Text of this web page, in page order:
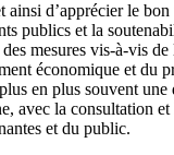
ainsi d’apprécier le bon
publics et la
mesures vis-à-vis
économique et du
en plus souvent
avec la consultation
et du public.